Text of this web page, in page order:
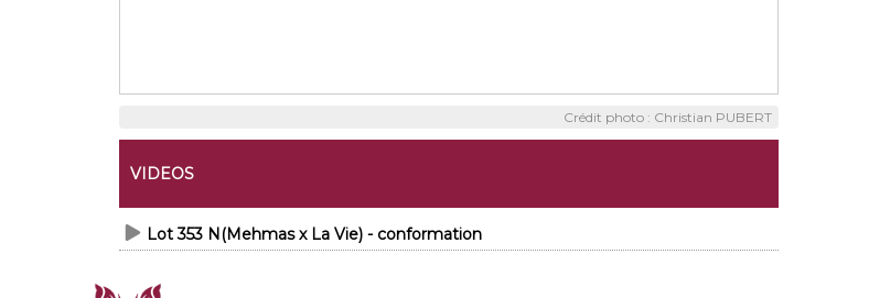
Crédit photo : Christian PUBERT
VIDEOS
Lot 353 N(Mehmas x La Vie) - conformation